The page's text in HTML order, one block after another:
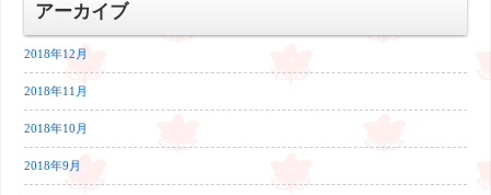
アーカイブ
2018年12月
2018年11月
2018年10月
2018年9月